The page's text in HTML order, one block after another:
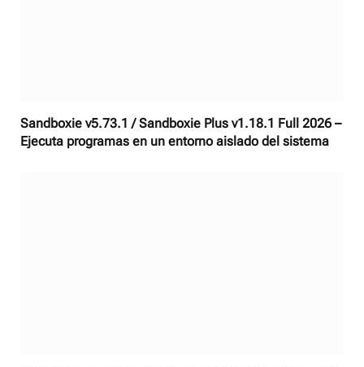
Sandboxie v5.73.1 / Sandboxie Plus v1.18.1 Full 2026 –
Ejecuta programas en un entorno aislado del sistema